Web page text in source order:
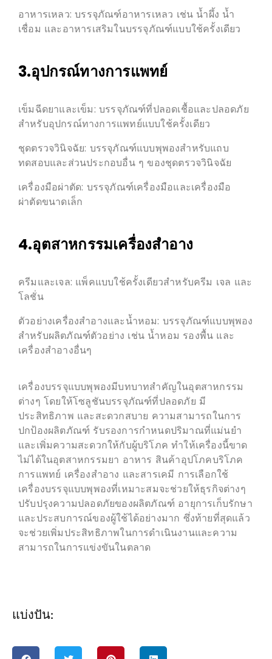
อาหารเหลว: บรรจุภัณฑ์อาหารเหลว เช่น น้ำผึ้ง น้ำ
เชื่อม และอาหารเสริมในบรรจุภัณฑ์แบบใช้ครั้งเดียว
3.อุปกรณ์ทางการแพทย์
เข็มฉีดยาและเข็ม: บรรจุภัณฑ์ที่ปลอดเชื้อและปลอดภัย
สำหรับอุปกรณ์ทางการแพทย์แบบใช้ครั้งเดียว
ชุดตรวจวินิจฉัย: บรรจุภัณฑ์แบบพุพองสำหรับแถบ
ทดสอบและส่วนประกอบอื่น ๆ ของชุดตรวจวินิจฉัย
เครื่องมือผ่าตัด: บรรจุภัณฑ์เครื่องมือและเครื่องมือ
ผ่าตัดขนาดเล็ก
4.อุตสาหกรรมเครื่องสำอาง
ครีมและเจล: แพ็คแบบใช้ครั้งเดียวสำหรับครีม เจล และ
โลชั่น
ตัวอย่างเครื่องสำอางและน้ำหอม: บรรจุภัณฑ์แบบพุพอง
สำหรับผลิตภัณฑ์ตัวอย่าง เช่น น้ำหอม รองพื้น และ
เครื่องสำอางอื่นๆ
เครื่องบรรจุแบบพุพองมีบทบาทสำคัญในอุตสาหกรรม
ต่างๆ โดยให้โซลูชันบรรจุภัณฑ์ที่ปลอดภัย มี
ประสิทธิภาพ และสะดวกสบาย ความสามารถในการ
ปกป้องผลิตภัณฑ์ รับรองการกำหนดปริมาณที่แม่นยำ
และเพิ่มความสะดวกให้กับผู้บริโภค ทำให้เครื่องนี้ขาด
ไม่ได้ในอุตสาหกรรมยา อาหาร สินค้าอุปโภคบริโภค
การแพทย์ เครื่องสำอาง และสารเคมี การเลือกใช้
เครื่องบรรจุแบบพุพองที่เหมาะสมจะช่วยให้ธุรกิจต่างๆ
ปรับปรุงความปลอดภัยของผลิตภัณฑ์ อายุการเก็บรักษา
และประสบการณ์ของผู้ใช้ได้อย่างมาก ซึ่งท้ายที่สุดแล้ว
จะช่วยเพิ่มประสิทธิภาพในการดำเนินงานและความ
สามารถในการแข่งขันในตลาด
แบ่งปัน: